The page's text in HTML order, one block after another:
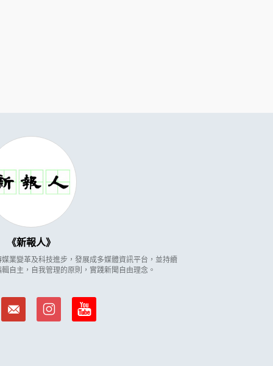
新報人
業變革及科技進步，發展成多媒體資訊平台，並持續
自主，自我管理的原則，實踐新聞自由理念。